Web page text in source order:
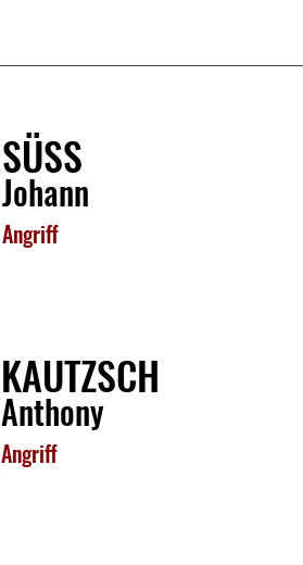
SÜSS
Johann
Angriff
KAUTZSCH
Anthony
Angriff